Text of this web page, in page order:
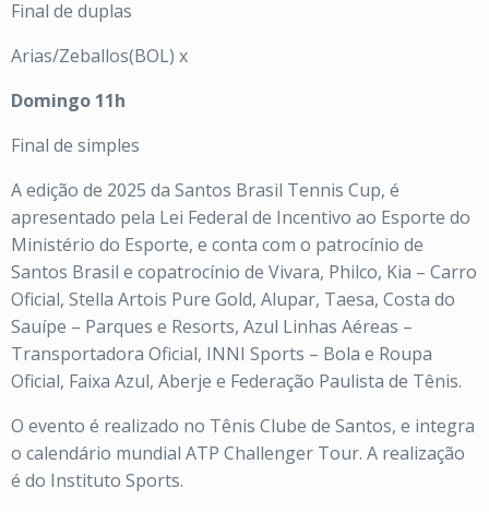
Final de duplas
Arias/Zeballos(BOL) x
Domingo 11h
Final de simples
A edição de 2025 da Santos Brasil Tennis Cup, é
apresentado pela Lei Federal de Incentivo ao Esporte do
Ministério do Esporte, e conta com o patrocínio de
Santos Brasil e copatrocínio de Vivara, Philco, Kia – Carro
Oficial, Stella Artois Pure Gold, Alupar, Taesa, Costa do
Sauípe – Parques e Resorts, Azul Linhas Aéreas –
Transportadora Oficial, INNI Sports – Bola e Roupa
Oficial, Faixa Azul, Aberje e Federação Paulista de Tênis.
O evento é realizado no Tênis Clube de Santos, e integra
o calendário mundial ATP Challenger Tour. A realização
é do Instituto Sports.